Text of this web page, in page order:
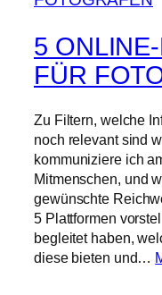
5
FÜR
Zu Filtern, welche
noch relevant sind
kommuniziere ich
Mitmenschen, und
gewünschte
5 Plattformen
begleitet haben,
diese bieten und…